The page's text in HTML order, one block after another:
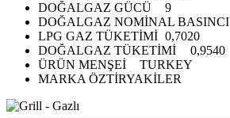
DOĞALGAZ GÜCÜ
9
DOĞALGAZ NOMİNAL BASINCI
LPG GAZ TÜKETİMİ 0,7020
DOĞALGAZ TÜKETİMİ
0,9540
ÜRÜN MENŞEİ
TURKEY
MARKA ÖZTİRYAKİLER